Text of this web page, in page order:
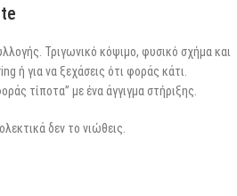
Τριγωνικό κόψιμο, φυσικό σχήμα και
ή για να ξεχάσεις ότι φοράς κάτι.
τίποτα” με ένα άγγιγμα στήριξης.
δεν το νιώθεις.